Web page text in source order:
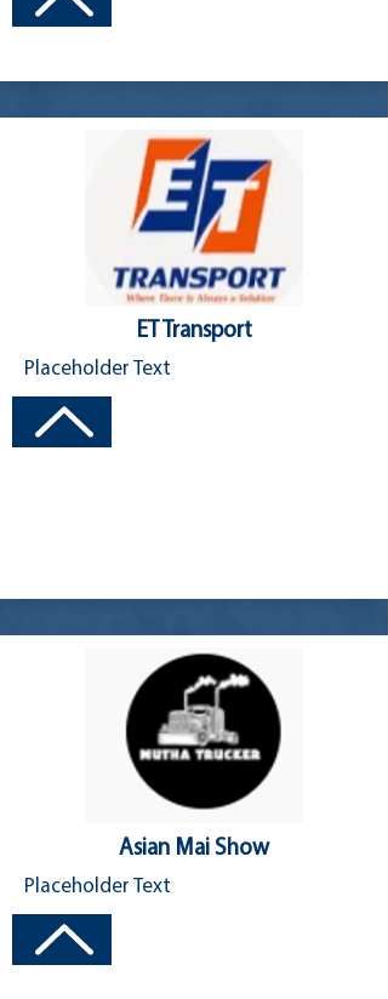
ET Transport
Placeholder Text
Asian Mai Show
Placeholder Text